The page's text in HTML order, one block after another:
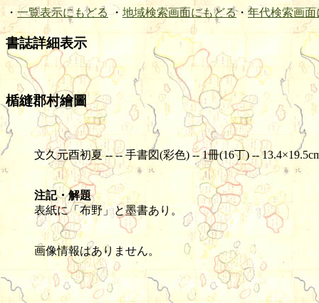
・ 一覧表示にもどる ・ 地域検索画面にもどる・ 年代検索画面
書誌詳細表示
楯縫郡村繪圖
文久元酉初夏 -- -- 手書図(彩色) -- 1冊(16丁) --
注記・解題
表紙に「布野」と墨書あり。
画像情報はありません。